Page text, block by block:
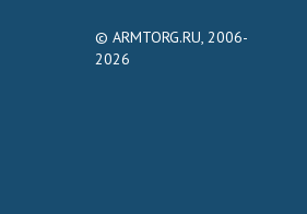
© ARMTORG.RU, 2006-
2026